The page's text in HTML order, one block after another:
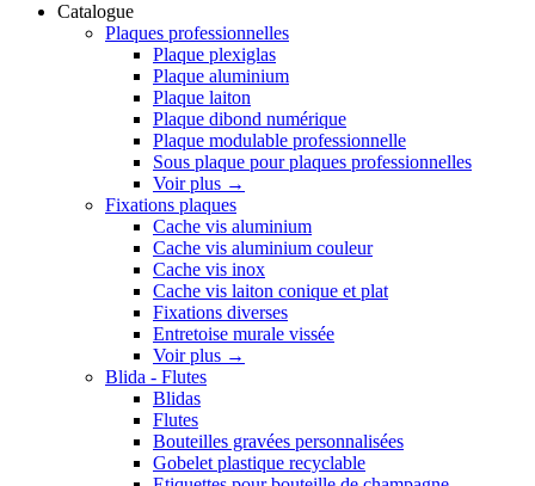
Catalogue
Plaques professionnelles
Plaque plexiglas
Plaque aluminium
Plaque laiton
Plaque dibond numérique
Plaque modulable professionnelle
Sous plaque pour plaques professionnelles
Voir plus →
Fixations plaques
Cache vis aluminium
Cache vis aluminium couleur
Cache vis inox
Cache vis laiton conique et plat
Fixations diverses
Entretoise murale vissée
Voir plus →
Blida - Flutes
Blidas
Flutes
Bouteilles gravées personnalisées
Gobelet plastique recyclable